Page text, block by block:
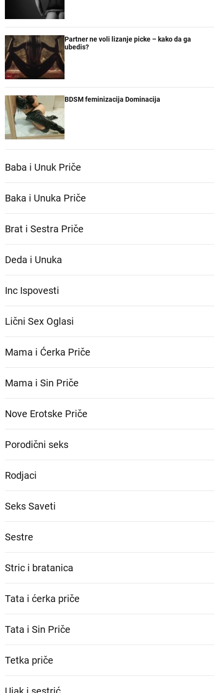
Partner ne voli lizanje picke – kako da ga
ubedis?
BDSM feminizacija Dominacija
Baba i Unuk Priče
Baka i Unuka Pričе
Brat i Sestra Priče
Deda i Unuka
Inc Ispovesti
Lični Sex Oglasi
Mama i Ćerka Priče
Mama i Sin Priče
Nove Erotske Priče
Porodični seks
Rodjaci
Seks Saveti
Sestre
Stric i bratanica
Tata i ćerka priče
Tata i Sin Priče
Tetka priče